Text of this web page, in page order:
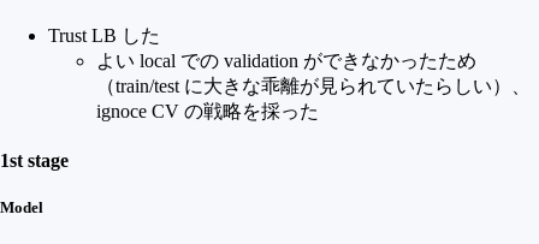
Trust LB した
よい local での validation ができなかったため
（train/test に大きな乖離が見られていたらしい）、
ignoce CV の戦略を採った
1st stage
Model